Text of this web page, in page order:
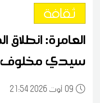
ثقافة
سيدي مخلوف
0921:54 2026 أوت